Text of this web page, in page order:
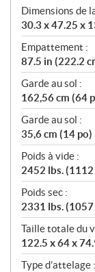
Dimensions de
30.3 x 47.25 x
Empattement :
87.5 in (222.2
Garde au sol :
162,56 cm (64
Garde au sol :
35,6 cm (14 po)
Poids à vide :
2452 lbs.
Poids sec :
2331 lbs.
Taille totale du
122.5 x 64 x
Type d’attelage :